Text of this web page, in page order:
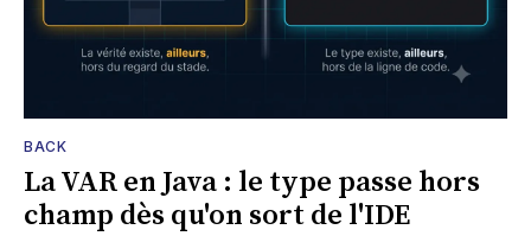
BACK
La VAR en Java : le type passe hors
champ dès qu'on sort de l'IDE